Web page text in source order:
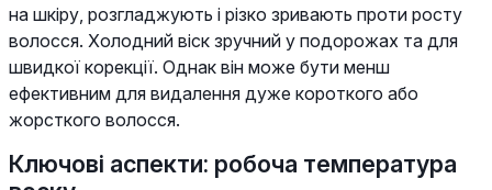
на шкіру, розгладжують і різко зривають проти росту
волосся. Холодний віск зручний у подорожах та для
швидкої корекції. Однак він може бути менш
ефективним для видалення дуже короткого або
жорсткого волосся.
Ключові аспекти: робоча температура